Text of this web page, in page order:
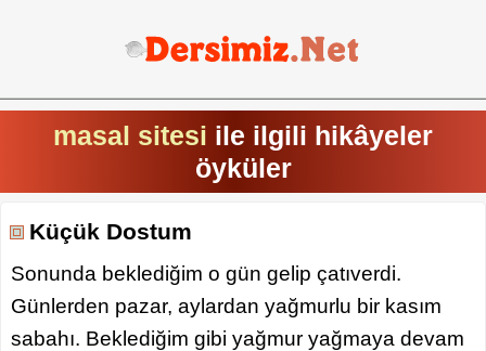
masal sitesi ile ilgili hikâyeler
öyküler
Küçük Dostum
Sonunda beklediğim o gün gelip çatıverdi.
Günlerden pazar, aylardan yağmurlu bir kasım
sabahı. Beklediğim gibi yağmur yağmaya devam